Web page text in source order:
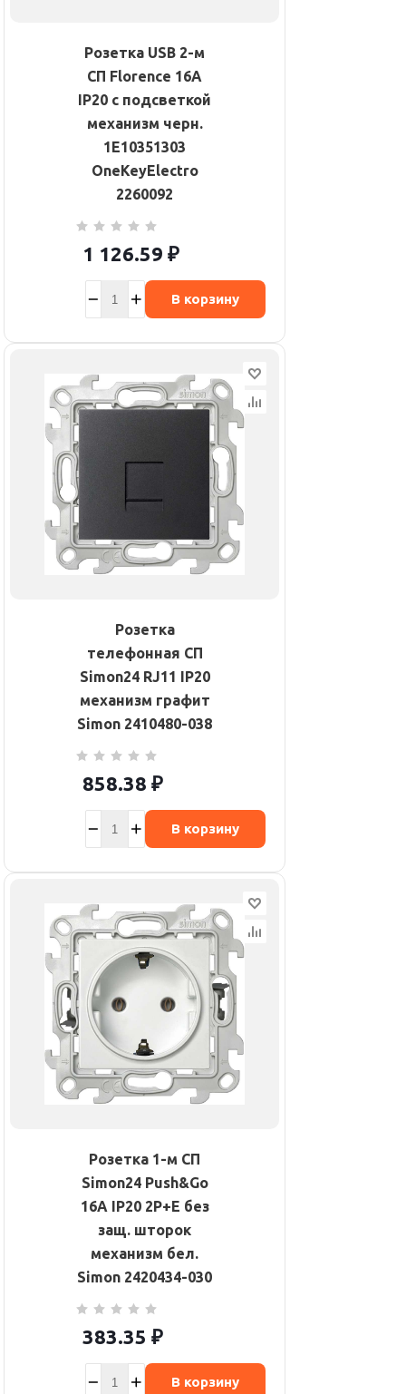
Розетка USB 2-м
СП Florence 16А
IP20 с подсветкой
механизм черн.
1E10351303
OneKeyElectro
2260092
1 126.59 ₽
В корзину
Розетка
телефонная СП
Simon24 RJ11 IP20
механизм графит
Simon 2410480-038
858.38 ₽
В корзину
Розетка 1-м СП
Simon24 Push&Go
16А IP20 2P+E без
защ. шторок
механизм бел.
Simon 2420434-030
383.35 ₽
В корзину